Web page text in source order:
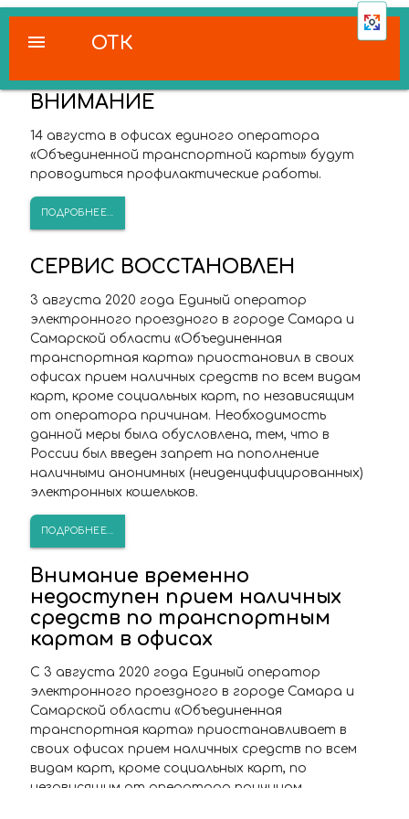
ОТК
menu
ВНИМАНИЕ
14 августа в офисах единого оператора
«Объединенной транспортной карты» будут
проводиться профилактические работы.
ПОДРОБНЕЕ...
СЕРВИС ВОССТАНОВЛЕН
3 августа 2020 года Единый оператор
электронного проездного в городе Самара и
Самарской области «Объединенная
транспортная карта» приостановил в своих
офисах прием наличных средств по всем видам
карт, кроме социальных карт, по независящим
от оператора причинам. Необходимость
данной меры была обусловлена, тем, что в
России был введен запрет на пополнение
наличными анонимных (неиденцифицированных)
электронных кошельков.
ПОДРОБНЕЕ...
Внимание временно
недоступен прием наличных
средств по транспортным
картам в офисах
С 3 августа 2020 года Единый оператор
электронного проездного в городе Самара и
Самарской области «Объединенная
транспортная карта» приостанавливает в
своих офисах прием наличных средств по всем
видам карт, кроме социальных карт, по
независящим от оператора причинам.